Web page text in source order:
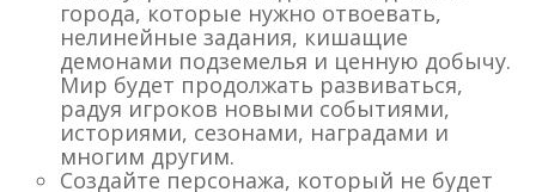
города, которые нужно отвоевать,
нелинейные задания, кишащие
демонами подземелья и ценную добычу.
Мир будет продолжать развиваться,
радуя игроков новыми событиями,
историями, сезонами, наградами и
многим другим.
Создайте персонажа, который не будет